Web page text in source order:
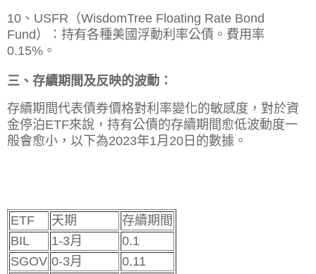
10、USFR（WisdomTree Floating Rate Bond
Fund）：持有各種美國浮動利率公債。費用率
0.15%。
三、存續期間及反映的波動：
存續期間代表債券價格對利率變化的敏感度，對於資
金停泊ETF來說，持有公債的存續期間愈低波動度一
般會愈小，以下為2023年1月20日的數據。
ETF 天期
存續期間
BIL
1-3月
0.1
SGOV 0-3月
0.11